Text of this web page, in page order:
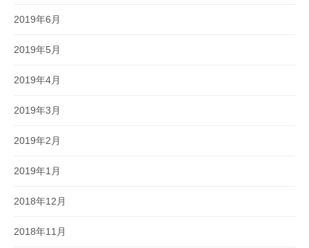
2019年6月
2019年5月
2019年4月
2019年3月
2019年2月
2019年1月
2018年12月
2018年11月